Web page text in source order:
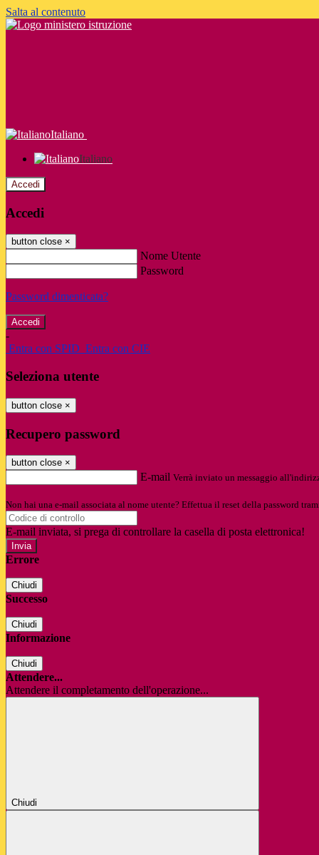
Salta al contenuto
Italiano
Italiano
Accedi
Accedi
button close ×
Nome Utente
Password
Password dimenticata?
-
Entra con SPID Entra con CIE
Seleziona utente
button close ×
Recupero password
button close ×
E-mail Verrà inviato un messaggio
Non hai una e-mail associata al nome utente? Effettua il reset della password
E-mail inviata, si prega di controllare la casella di posta elettronica!
Errore
Chiudi
Successo
Chiudi
Informazione
Chiudi
Attendere...
Attendere il completamento dell'operazione...
Chiudi